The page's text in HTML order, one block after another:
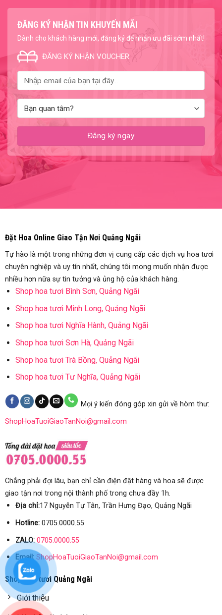
ĐĂNG KÝ NHẬN TIN KHUYẾN MÃI
Dành cho khách hàng mới, đăng ký để nhận ưu đãi sớm nhất!
ĐĂNG KÝ NHẬN VOUCHER
Đặt Hoa Online Giao Tận Nơi Quảng Ngãi
Tự hào là một trong những đơn vị cung cấp các dịch vụ hoa tươi
chuyên nghiệp và uy tín nhất, chúng tôi mong muốn nhận được
nhiều hơn nữa sự tin tưởng và ủng hộ của khách hàng.
Shop hoa tươi Bình Sơn, Quảng Ngãi
Shop hoa tươi Minh Long, Quảng Ngãi
Shop hoa tươi Nghĩa Hành, Quảng Ngãi
Shop hoa tươi Sơn Hà, Quảng Ngãi
Shop hoa tươi Trà Bồng, Quảng Ngãi
Shop hoa tươi Tư Nghĩa, Quảng Ngãi
Mọi ý kiến đóng góp xin gửi về hòm thư:
ShopHoaTuoiGiaoTanNoi@gmail.com
Chẳng phải đợi lâu, bạn chỉ cần điện đặt hàng và hoa sẽ được
giao tận nơi trong nội thành phố trong chưa đầy 1h.
Địa chỉ:17 Nguyễn Tự Tân, Trần Hưng Đạo, Quảng Ngãi
Hotline:0705.0000.55
ZALO: 0705.0000.55
Email: ShopHoaTuoiGiaoTanNoi@gmail.com
Shop hoa tươi Quảng Ngãi
Giới thiệu